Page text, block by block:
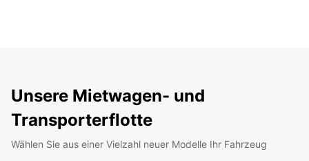
Unsere Mietwagen- und
Transporterflotte
Wählen Sie aus einer Vielzahl neuer Modelle Ihr Fahrzeug